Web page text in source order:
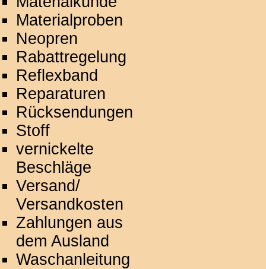
Materialproben
Neopren
Rabattregelung
Reflexband
Reparaturen
Rücksendungen
Stoff
vernickelte
Beschläge
Versand/
Versandkosten
Zahlungen aus
dem Ausland
Waschanleitung